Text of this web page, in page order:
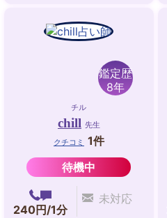
鑑定歴
8年
チル
chill 先生
クチコミ 1件
待機中
240円/1分
未対応